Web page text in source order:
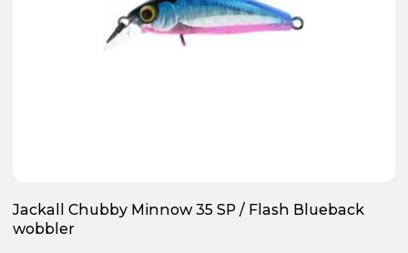
Jackall Chubby Minnow 35 SP / Flash Blueback
wobbler